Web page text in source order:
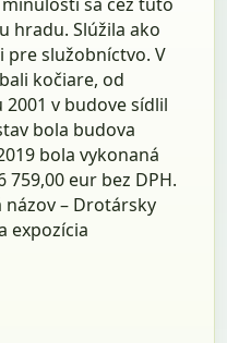
hradu. Slúžila ako
pre služobníctvo. V
kočiare, od
v budove sídlil
bola budova
bola vykonaná
eur bez DPH.
– Drotársky
expozícia